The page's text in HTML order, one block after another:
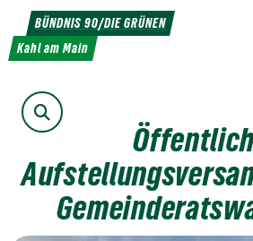
Weiter
zum
Inhalt
BÜNDNIS 90/DIE GRÜNEN
Kahl am Main
Suche